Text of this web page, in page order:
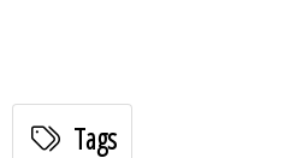
Tags